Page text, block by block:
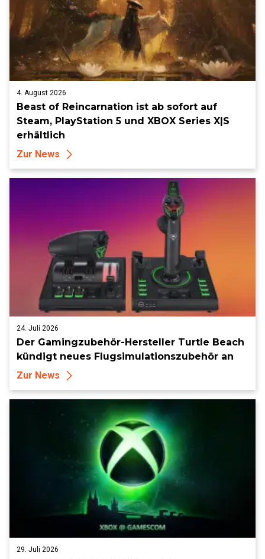
4. August 2026
Beast of Reincarnation ist ab sofort auf
Steam, PlayStation 5 und XBOX Series X|S
erhältlich
Zur News
24. Juli 2026
Der Gamingzubehör-Hersteller Turtle Beach
kündigt neues Flugsimulationszubehör an
Zur News
29. Juli 2026